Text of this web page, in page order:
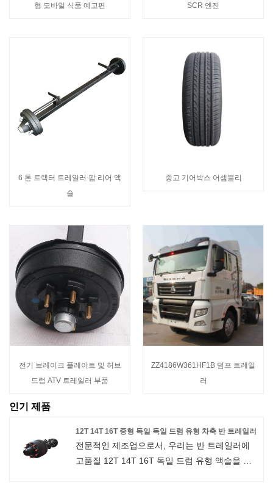
형 모바일 식품 예고편
SCR 엔진
6 톤 트랙터 트레일러 팜 리어 액
슬
중고 기어박스 어셈블리
전기 브레이크 플레이트 및 허브
드럼 ATV 트레일러 부품
ZZ4186W361HF1B 덤프 트레일
러
인기 제품
12T 14T 16T 중형 독일 독일 드럼 유형 차축 반 트레일러
전문적인 제조업으로서, 우리는 반 트레일러에
고품질 12T 14T 16T 독일 드럼 유형 액슬을 제